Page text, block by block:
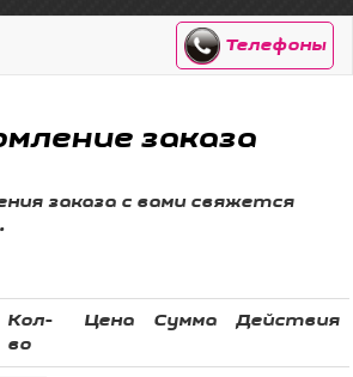
Телефоны
заказа
заказа с вами свяжется
Кол-
во
Цена Сумма Действия